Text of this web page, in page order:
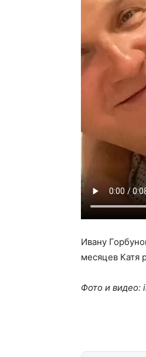
Ивану
месяцев Катя
Фото и видео: